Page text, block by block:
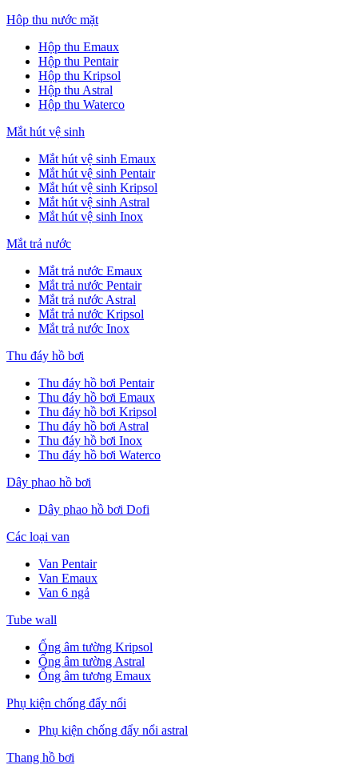
Hôp thu nước mặt
Hộp thu Emaux
Hộp thu Pentair
Hộp thu Kripsol
Hộp thu Astral
Hộp thu Waterco
Mắt hút vệ sinh
Mắt hút vệ sinh Emaux
Mắt hút vệ sinh Pentair
Mắt hút vệ sinh Kripsol
Mắt hút vệ sinh Astral
Mắt hút vệ sinh Inox
Mắt trả nước
Mắt trả nước Emaux
Mắt trả nước Pentair
Mắt trả nước Astral
Mắt trả nước Kripsol
Mắt trả nước Inox
Thu đáy hồ bơi
Thu đáy hồ bơi Pentair
Thu đáy hồ bơi Emaux
Thu đáy hồ bơi Kripsol
Thu đáy hồ bơi Astral
Thu đáy hồ bơi Inox
Thu đáy hồ bơi Waterco
Dây phao hồ bơi
Dây phao hồ bơi Dofi
Các loại van
Van Pentair
Van Emaux
Van 6 ngả
Tube wall
Ống âm tường Kripsol
Ống âm tường Astral
Ống âm tương Emaux
Phụ kiện chống đẩy nổi
Phụ kiện chống đẩy nổi astral
Thang hồ bơi